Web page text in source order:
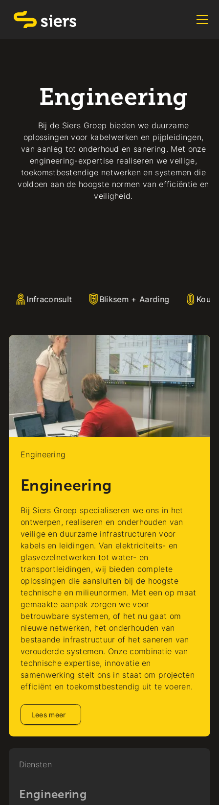
Engineering
Bij de Siers Groep bieden we duurzame
oplossingen voor kabelwerken en pijpleidingen,
van aanleg tot onderhoud en sanering. Met onze
engineering-expertise realiseren we veilige,
toekomstbestendige netwerken en systemen die
voldoen aan de hoogste normen van efficiëntie en
veiligheid.
Infraconsult Bliksem + Aarding
Engineering
Engineering
Bij Siers Groep specialiseren we ons in het
ontwerpen, realiseren en onderhouden van
veilige en duurzame infrastructuren voor
kabels en leidingen. Van elektriciteits- en
glasvezelnetwerken tot water- en
transportleidingen, wij bieden complete
oplossingen die aansluiten bij de hoogste
technische en milieunormen. Met een op maat
gemaakte aanpak zorgen we voor
betrouwbare systemen, of het nu gaat om
nieuwe netwerken, het onderhouden van
bestaande infrastructuur of het saneren van
verouderde systemen. Onze combinatie van
technische expertise, innovatie en
samenwerking stelt ons in staat om projecten
efficiënt en toekomstbestendig uit te voeren.
Lees meer
Diensten
Engineering